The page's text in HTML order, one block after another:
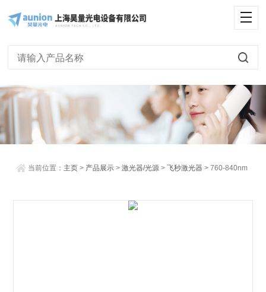
当前位置： 主页 > 产品展示 >激光器/光源 >飞秒激光器 > 760-840nm